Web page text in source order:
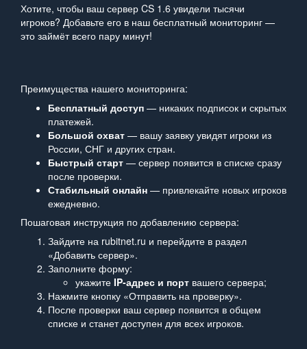
Хотите, чтобы ваш сервер CS 1.6 увидели тысячи
игроков? Добавьте его в наш бесплатный мониторинг —
это займёт всего пару минут!
Преимущества нашего мониторинга:
Бесплатный доступ — никаких подписок и скрытых
платежей.
Большой охват — вашу заявку увидят игроки из
России, СНГ и других стран.
Быстрый старт — сервер появится в списке сразу
после проверки.
Стабильный онлайн — привлекайте новых игроков
ежедневно.
Пошаговая инструкция по добавлению сервера:
Зайдите на rubitnet.ru и перейдите в раздел
«Добавить сервер».
Заполните форму:
укажите IP‑адрес и порт вашего сервера;
Нажмите кнопку «Отправить на проверку».
После проверки ваш сервер появится в общем
списке и станет доступен для всех игроков.